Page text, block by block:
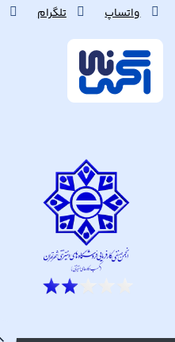
واتساپ تلگرام